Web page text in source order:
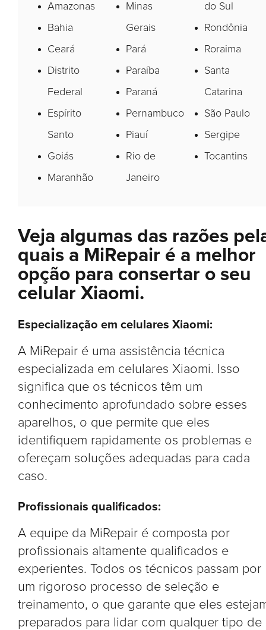
Amazonas
Bahia
Ceará
Distrito
Federal
Espírito
Santo
Goiás
Maranhão
Minas
Gerais
Pará
Paraíba
Paraná
Pernambuco
Piauí
Rio de
Janeiro
do Sul
Rondônia
Roraima
Santa
Catarina
São Paulo
Sergipe
Tocantins
Veja algumas das razões
quais a MiRepair é a melhor
opção para consertar o seu
celular Xiaomi.
Especialização em celulares Xiaomi:
A MiRepair é uma assistência técnica
especializada em celulares Xiaomi. Isso
significa que os técnicos têm um
conhecimento aprofundado sobre esses
aparelhos, o que permite que eles
identifiquem rapidamente os problemas e
ofereçam soluções adequadas para cada
caso.
Profissionais qualificados:
A equipe da MiRepair é composta por
profissionais altamente qualificados e
experientes. Todos os técnicos passam por
um rigoroso processo de seleção e
treinamento, o que garante que eles
preparados para lidar com qualquer tipo de